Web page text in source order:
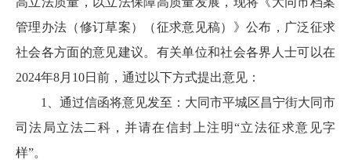
管理办法（修订草案）（征求意见稿）》公布，广泛征求
社会各方面的意见建议。有关单位和社会各界人士可以在
2024年8月10日前，通过以下方式提出意见：
1、通过信函将意见发至：大同市平城区昌宁街大同市
司法局立法二科，并请在信封上注明“立法征求意见字
样”。